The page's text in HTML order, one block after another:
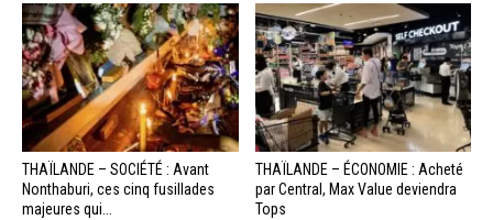
THAÏLANDE – SOCIÉTÉ : Avant
Nonthaburi, ces cinq fusillades
majeures qui...
THAÏLANDE – ÉCONOMIE : Acheté
par Central, Max Value deviendra
Tops